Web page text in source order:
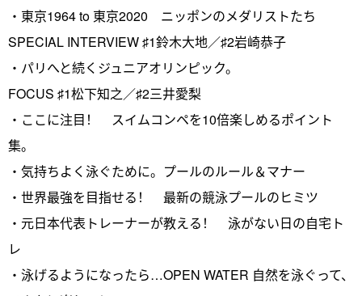
・東京1964 to 東京2020 ニッポンのメダリストたち
SPECIAL INTERVIEW ♯1鈴木大地／♯2岩崎恭子
・パリへと続くジュニアオリンピック。
FOCUS ♯1松下知之／♯2三井愛梨
・ここに注目！ スイムコンペを10倍楽しめるポイント
集。
・気持ちよく泳ぐために。プールのルール＆マナー
・世界最強を目指せる！ 最新の競泳プールのヒミツ
・元日本代表トレーナーが教える！ 泳がない日の自宅ト
レ
・泳げるようになったら…OPEN WATER 自然を泳ぐって、